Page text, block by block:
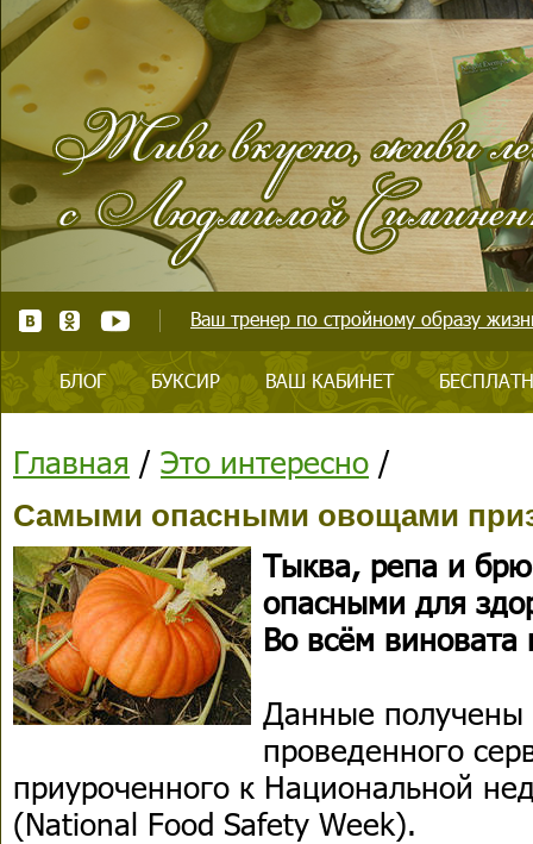
Ваш тренер по стройному образу
БЛОГ БУКСИР ВАШ КАБИНЕТ
Главная / Это интересно /
Самыми опасными овощами
Тыква, репа и
опасными для
Во всём виновата
Данные получены
проведенного
приуроченного к Национальной
(National Food Safety Week).